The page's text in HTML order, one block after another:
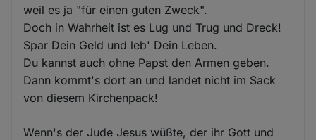
weil es ja "für einen guten Zweck".
Doch in Wahrheit ist es Lug und Trug und Dreck!
Spar Dein Geld und leb' Dein Leben.
Du kannst auch ohne Papst den Armen geben.
Dann kommt's dort an und landet nicht im Sack
von diesem Kirchenpack!
Wenn's der Jude Jesus wüßte, der ihr Gott und